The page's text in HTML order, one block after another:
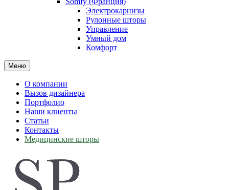
Электрокарнизы
Рулонные шторы
Управление
Умный дом
Комфорт
Меню
О компании
Вызов дизайнера
Портфолио
Наши клиенты
Статьи
Контакты
Медицинские шторы